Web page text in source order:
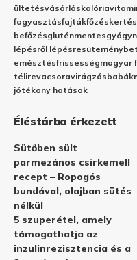
ültetésvásárláskalória
fagyasztásfajtákfőzés
befőzésgluténmentes
lépésről lépésresütemény
emésztésfrissességmagyar
télirevacsoravirágzás
jótékony hatások
Éléstárba érkezett
Sütőben sült
parmezános csirkemell
recept – Ropogós
bundával, olajban sütés
nélkül
5 szuperétel, amely
támogathatja az
inzulinrezisztencia és a